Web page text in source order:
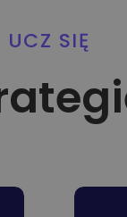
nagrody za swoje
kryptowaluty na
UCZ SIĘ